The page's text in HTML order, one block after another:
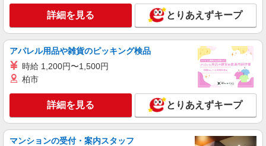
善手当：20,000〜60,000円（勤続年数、保有資格
により変動） ・固定残業手当：20,000円（10時
間） ※固定残業時間を超過する場合には超過勤務
認知症介護基礎研修 ・初任者研修 ・実務者研修
・介護福祉士 など
キープ 詳細を見る
派遣社員
株式会社kotrio /●TC-H-1974592
ひばりケ丘駅｜日払いOK！日収1.2万円超え×
時給1600円〜2250円 ＜日払い有/週払い有/交
通費全支給(ガソリン代含む)＞
東久留米市 交通費全額支給
詳細を見る とりあえずキープ
アパレル用品や雑貨のピッキング検品
時給 1,200円〜1,500円
柏市
詳細を見る とりあえずキープ
マンションの受付・案内スタッフ